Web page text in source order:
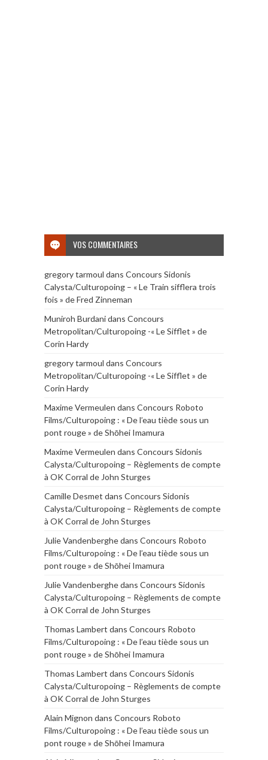
VOS COMMENTAIRES
gregory tarmoul dans Concours Sidonis
Calysta/Culturopoing – « Le Train sifflera trois
fois » de Fred Zinneman
Muniroh Burdanidans Concours
Metropolitan/Culturopoing -« Le Sifflet » de
Corin Hardy
gregory tarmoul dans Concours
Metropolitan/Culturopoing -« Le Sifflet » de
Corin Hardy
Maxime Vermeulen dans Concours Roboto
Films/Culturopoing : « De l’eau tiède sous un
pont rouge » de Shōhei Imamura
Maxime Vermeulen dans Concours Sidonis
Calysta/Culturopoing – Règlements de compte
à OK Corral de John Sturges
Camille Desmet dans Concours Sidonis
Calysta/Culturopoing – Règlements de compte
à OK Corral de John Sturges
Julie Vandenberghedans Concours Roboto
Films/Culturopoing : « De l’eau tiède sous un
pont rouge » de Shōhei Imamura
Julie Vandenberghedans Concours Sidonis
Calysta/Culturopoing – Règlements de compte
à OK Corral de John Sturges
Thomas Lambert dans Concours Roboto
Films/Culturopoing : « De l’eau tiède sous un
pont rouge » de Shōhei Imamura
Thomas Lambert dans Concours Sidonis
Calysta/Culturopoing – Règlements de compte
à OK Corral de John Sturges
Alain Mignon dans Concours Roboto
Films/Culturopoing : « De l’eau tiède sous un
pont rouge » de Shōhei Imamura